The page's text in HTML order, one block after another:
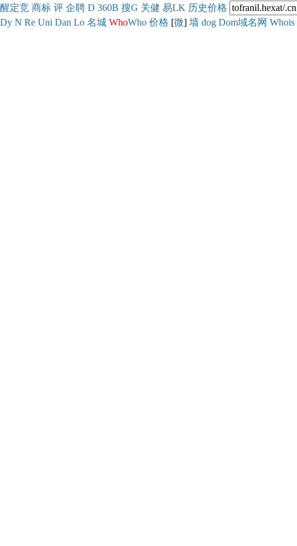
醒定竞 商标 评 企聘 D 360B 搜G 关健 易LK 历史价格
Dy N Re Uni Dan Lo 名城 WhoWho 价格 [微] 墙 dog Dom域名网 Whois